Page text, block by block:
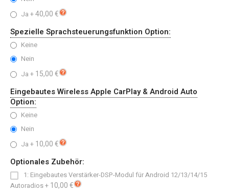
Ja +40,00 €
Spezielle Sprachsteuerungsfunktion Option:
Keine
Nein
Ja + 15,00 €
Eingebautes Wireless Apple CarPlay & Android Auto
Option:
Keine
Nein
Ja + 10,00 €
Optionales Zubehör:
1: Eingebautes Verstärker-DSP-Modul für Android 12/13/14/15
Autoradios+ 10,00 €